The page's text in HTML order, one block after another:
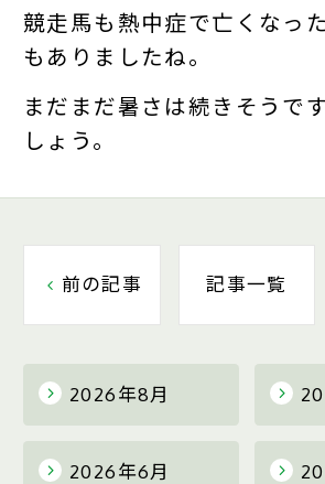
2026年8月
2026年6月
競走馬も熱中症で亡くなっ
もありましたね。
まだまだ暑さは続きそうで
しょう。
前の記事 記事一覧